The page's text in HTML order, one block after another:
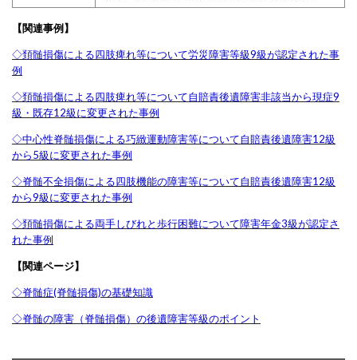
【関連事例】
◇頚髄損傷による四肢痺れ等について労災障害等級9級が認定された事
例
◇頚髄損傷による四肢痺れ等について自賠責後遺障害非該当から現症9
級・既存12級に変更された事例
◇中心性脊髄損傷による巧緻運動障害等について自賠責後遺障害12級
から5級に変更された事例
◇脊髄不全損傷による四肢機能の障害等について自賠責後遺障害12級
から9級に変更された事例
◇頚髄損傷による両手しびれと歩行困難について障害年金3級が認定さ
れた事例
【関連ページ】
◇脊髄症(脊髄損傷)の基礎知識
◇脊髄の障害（脊髄損傷）の後遺障害等級のポイント